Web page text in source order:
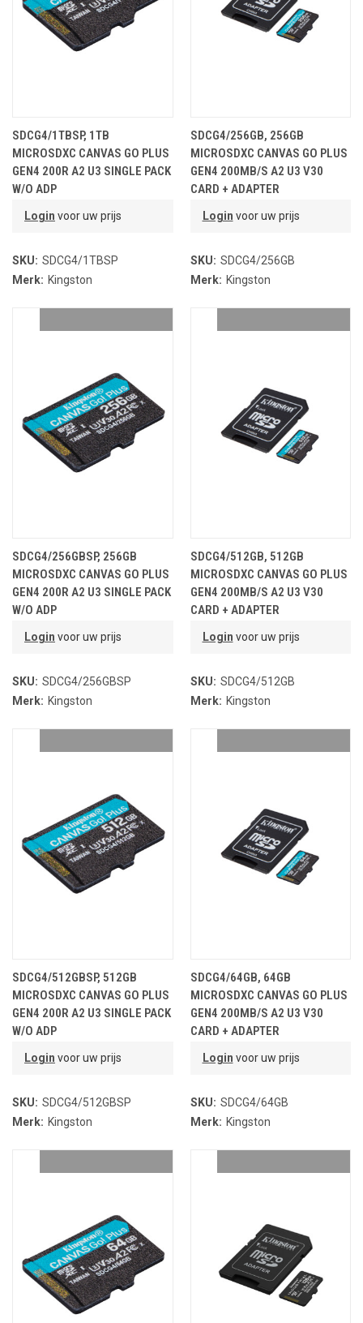
SDCG4/1TBSP, 1TB
MICROSDXC CANVAS GO PLUS
GEN4 200R A2 U3 SINGLE PACK
W/O ADP
Login voor uw prijs
SKU: SDCG4/1TBSP
Merk: Kingston
SDCG4/256GB, 256GB
MICROSDXC CANVAS GO PLUS
GEN4 200MB/S A2 U3 V30
CARD + ADAPTER
Login voor uw prijs
SKU: SDCG4/256GB
Merk: Kingston
SDCG4/256GBSP, 256GB
MICROSDXC CANVAS GO PLUS
GEN4 200R A2 U3 SINGLE PACK
W/O ADP
Login voor uw prijs
SKU: SDCG4/256GBSP
Merk: Kingston
SDCG4/512GB, 512GB
MICROSDXC CANVAS GO PLUS
GEN4 200MB/S A2 U3 V30
CARD + ADAPTER
Login voor uw prijs
SKU: SDCG4/512GB
Merk: Kingston
SDCG4/512GBSP, 512GB
MICROSDXC CANVAS GO PLUS
GEN4 200R A2 U3 SINGLE PACK
W/O ADP
Login voor uw prijs
SKU: SDCG4/512GBSP
Merk: Kingston
SDCG4/64GB, 64GB
MICROSDXC CANVAS GO PLUS
GEN4 200MB/S A2 U3 V30
CARD + ADAPTER
Login voor uw prijs
SKU: SDCG4/64GB
Merk: Kingston